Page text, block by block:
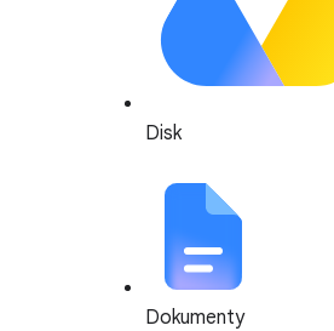
Disk
Dokumenty